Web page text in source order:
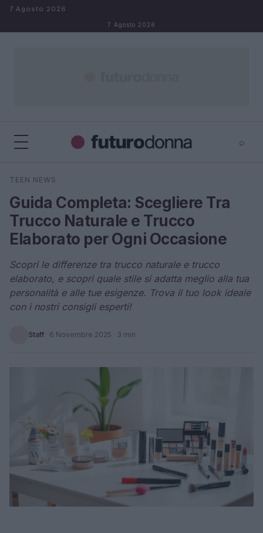
Salta al contenuto
7 Agosto 2026
7 Agosto 2026
⌕
Cerca
TEEN NEWS
Guida Completa: Scegliere Tra
Trucco Naturale e Trucco
Elaborato per Ogni Occasione
Scopri le differenze tra trucco naturale e trucco
elaborato, e scopri quale stile si adatta meglio alla tua
personalità e alle tue esigenze. Trova il tuo look ideale
con i nostri consigli esperti!
Staff · 6 Novembre 2025 · 3 min